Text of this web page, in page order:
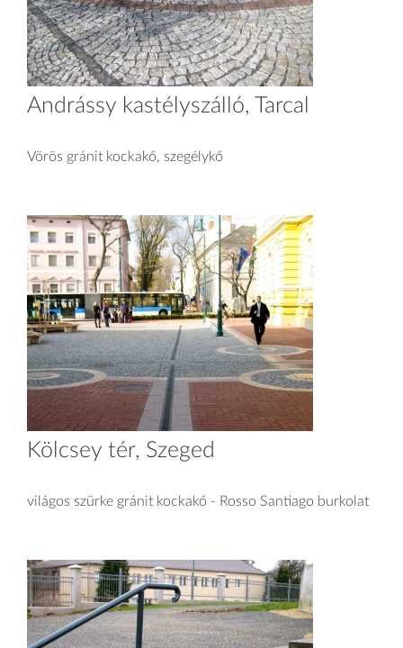
Andrássy kastélyszálló, Tarcal
Vörös gránit kockakő, szegélykő
Kölcsey tér, Szeged
világos szürke gránit kockakő - Rosso Santiago burkolat